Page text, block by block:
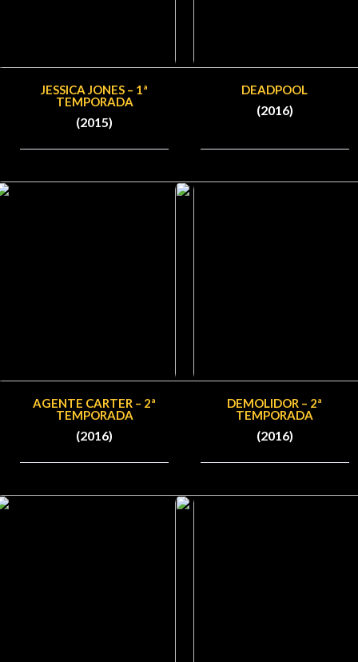
JESSICA JONES – 1ª
TEMPORADA
(2015)
DEADPOOL
(2016)
AGENTE CARTER – 2ª
TEMPORADA
(2016)
DEMOLIDOR – 2ª
TEMPORADA
(2016)